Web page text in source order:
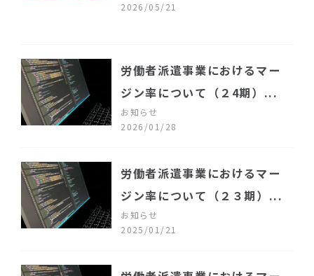
2026/05/21
労働者派遣事業におけるマー
ジン率について（２4期）...
お知らせ
2026/01/28
労働者派遣事業におけるマー
ジン率について（２３期）...
お知らせ
2025/01/21